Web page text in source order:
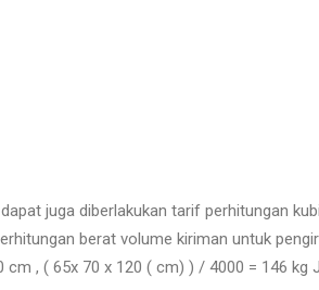
juga diberlakukan tarif perhitungan
berat volume kiriman untuk
, ( 65x 70 x 120 ( cm) ) / 4000 = 146 kg